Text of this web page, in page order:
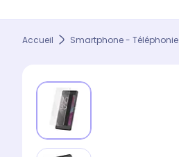
Accueil Smartphone - Téléphonie